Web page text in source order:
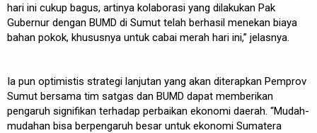
hari ini cukup bagus, artinya kolaborasi yang dilakukan Pak
Gubernur dengan BUMD di Sumut telah berhasil menekan biaya
bahan pokok, khususnya untuk cabai merah hari ini,” jelasnya.
Ia pun optimistis strategi lanjutan yang akan diterapkan Pemprov
Sumut bersama tim satgas dan BUMD dapat memberikan
pengaruh signifikan terhadap perbaikan ekonomi daerah. “Mudah-
mudahan bisa berpengaruh besar untuk ekonomi Sumatera